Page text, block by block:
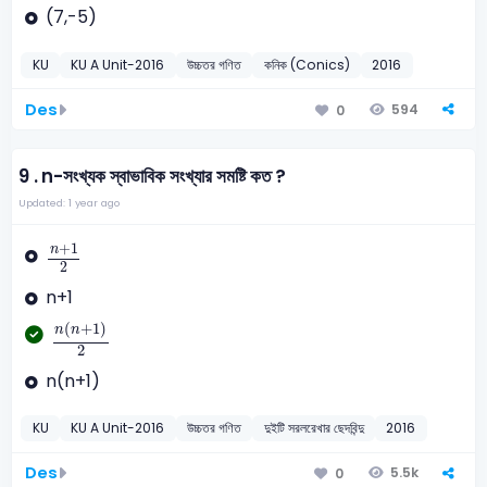
(7,-5)
KU KU A Unit-2016 উচ্চতর গণিত কনিক (Conics) 2016
Des 0 594
9 .n-সংখ্যক স্বাভাবিক সংখ্যার সমষ্টি কত ?
Updated: 1 year ago
n+1
2
n+1
n+1
n(n+1)
2
n(n+1
n(n+1)
KU KU A Unit-2016 উচ্চতর গণিত দুইটি সরলরেখার ছেদবিন্দু 2016
Des 0 5.5k